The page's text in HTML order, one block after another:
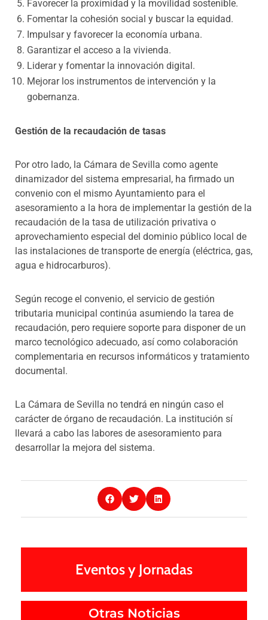
Favorecer la proximidad y la movilidad sostenible.
Fomentar la cohesión social y buscar la equidad.
Impulsar y favorecer la economía urbana.
Garantizar el acceso a la vivienda.
Liderar y fomentar la innovación digital.
Mejorar los instrumentos de intervención y la
gobernanza.
Gestión de la recaudación de tasas
Por otro lado, la Cámara de Sevilla como agente
dinamizador del sistema empresarial, ha firmado un
convenio con el mismo Ayuntamiento para el
asesoramiento a la hora de implementar la gestión de la
recaudación de la tasa de utilización privativa o
aprovechamiento especial del dominio público local de
las instalaciones de transporte de energía (eléctrica, gas,
agua e hidrocarburos).
Según recoge el convenio, el servicio de gestión
tributaria municipal continúa asumiendo la tarea de
recaudación, pero requiere soporte para disponer de un
marco tecnológico adecuado, así como colaboración
complementaria en recursos informáticos y tratamiento
documental.
La Cámara de Sevilla no tendrá en ningún caso el
carácter de órgano de recaudación. La institución sí
llevará a cabo las labores de asesoramiento para
desarrollar la mejora del sistema.
Eventos y Jornadas
Otras Noticias